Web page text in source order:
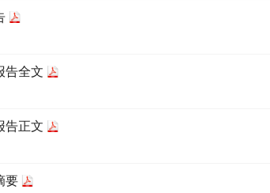
告全文
告正文
要